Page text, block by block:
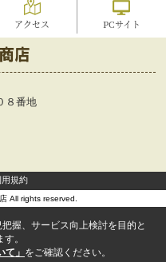
アクセス PCサイト
８番地
用規約
All rights reserved.
握、サービス向上検討を目的と
。
て」 をご確認ください。